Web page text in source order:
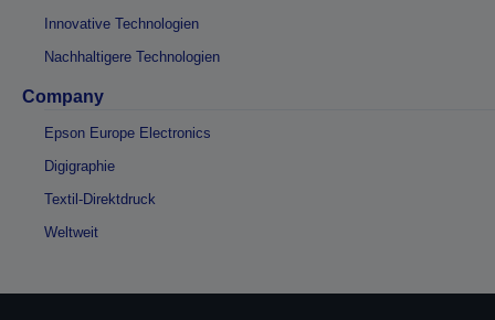
Innovative Technologien
Nachhaltigere Technologien
Company
Epson Europe Electronics
Digigraphie
Textil-Direktdruck
Weltweit